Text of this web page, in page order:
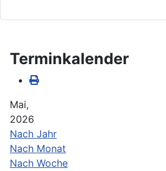
Terminkalender
Mai,
2026
Nach Jahr
Nach Monat
Nach Woche